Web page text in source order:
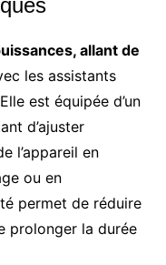
allant de
les assistants
est équipée d’un
d’ajuster
l’appareil en
ou en
permet de réduire
prolonger la durée